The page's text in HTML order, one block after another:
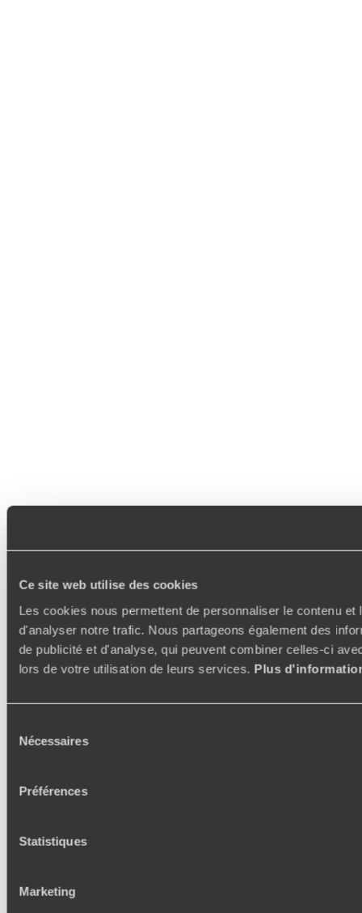
Ce site web utilise des cookies
Les cookies nous permettent de personnaliser le contenu
d'analyser notre trafic. Nous partageons également des
de publicité et d'analyse, qui peuvent combiner celles-ci
lors de votre utilisation de leurs services. Plus
Nécessaires
Préférences
Statistiques
Marketing